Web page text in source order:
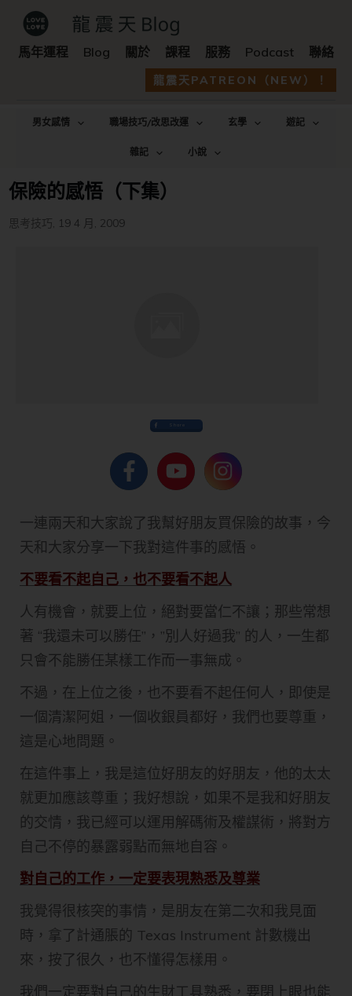
馬年運程 Blog 關於 課程 服務 Podcast 聯絡
龍震天PATREON（NEW）！
男女感情 職場技巧/改思改運 玄學
遊記
雜記
小說
保險的感悟（下集）
思考技巧, 19 4 月, 2009
Share
一連兩天和大家說了我幫好朋友買保險的故事，今
天和大家分享一下我對這件事的感悟。
不要看不起自己，也不要看不起人
人有機會，就要上位，絕對要當仁不讓；那些常想
著 “我還未可以勝任”，”別人好過我” 的人，一生都
只會不能勝任某樣工作而一事無成。
不過，在上位之後，也不要看不起任何人，即使是
一個清潔阿姐，一個收銀員都好，我們也要尊重，
這是心地問題。
在這件事上，我是這位好朋友的好朋友，他的太太
就更加應該尊重；我好想說，如果不是我和好朋友
的交情，我已經可以運用解碼術及權謀術，將對方
自己不停的暴露弱點而無地自容。
對自己的工作，一定要表現熟悉及尊業
我覺得很核突的事情，是朋友在第二次和我見面
時，拿了計通脹的 Texas Instrument 計數機出
來，按了很久，也不懂得怎樣用。
我們一定要對自己的生財工具熟悉，要閉上眼也能